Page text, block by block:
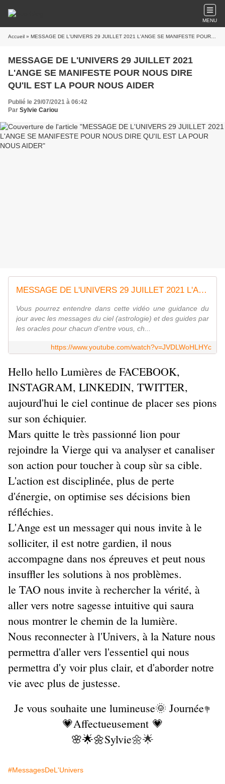
MENU
Accueil » MESSAGE DE L'UNIVERS 29 JUILLET 2021 L'ANGE SE MANIFESTE POUR NOUS DIRE QU'IL EST LA POUR NOUS AIDER
MESSAGE DE L'UNIVERS 29 JUILLET 2021
L'ANGE SE MANIFESTE POUR NOUS DIRE
QU'IL EST LA POUR NOUS AIDER
Publié le 29/07/2021 à 06:42
Par Sylvie Cariou
MESSAGE DE L'UNIVERS 29 JUILLET 2021 L'ANGE SE MANIFESTE POUR NOUS DIRE QU'IL EST LA POUR NOUS AIDER
Vous pourrez entendre dans cette vidéo une guidance du
jour avec les messages du ciel (astrologie) et des guides par
les oracles pour chacun d'entre vous, ch...
https://www.youtube.com/watch?v=JVDLWoHLHYc
Hello hello Lumières de FACEBOOK,
INSTAGRAM, LINKEDIN, TWITTER,
aujourd'hui le ciel continue de placer ses pions
sur son échiquier.
Mars quitte le très passionné lion pour
rejoindre la Vierge qui va analyser et canaliser
son action pour toucher à coup sùr sa cible.
L'action est disciplinée, plus de perte
d'énergie, on optimise ses décisions bien
réfléchies.
L'Ange est un messager qui nous invite à le
solliciter, il est notre gardien, il nous
accompagne dans nos épreuves et peut nous
insuffler les solutions à nos problèmes.
le TAO nous invite à rechercher la vérité, à
aller vers notre sagesse intuitive qui saura
nous montrer le chemin de la lumière.
Nous reconnecter à l'Univers, à la Nature nous
permettra d'aller vers l'essentiel qui nous
permettra d'y voir plus clair, et d'aborder notre
vie avec plus de justesse.
Je vous souhaite une lumineuse🌞 Journée💐
💗Affectueusement 💗
🌸🌟🌼Sylvie🌼🌟
#MessagesDeL'Univers